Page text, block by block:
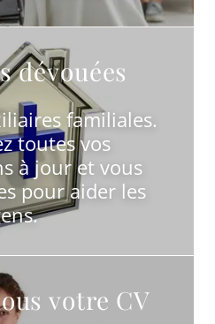
dévouées
familiales.
toutes vos
à jour et vous
pour aider les
votre CV